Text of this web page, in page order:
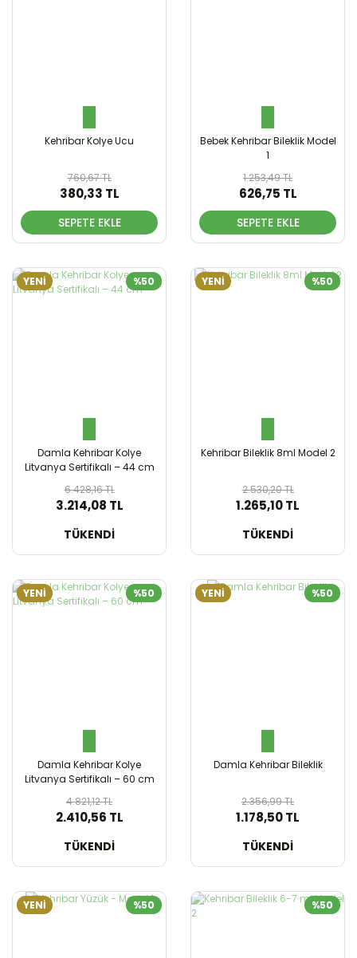
Kehribar Kolye Ucu
760,67 TL
380,33 TL
SEPETE EKLE
Bebek Kehribar Bileklik Model
1
1.253,49 TL
626,75 TL
SEPETE EKLE
%50
YENİ
Damla Kehribar Kolye
Litvanya Sertifikalı – 44 cm
6.428,16 TL
3.214,08 TL
TÜKENDİ
SEPETE EKLE
%50
YENİ
Kehribar Bileklik 8ml Model 2
2.530,20 TL
1.265,10 TL
TÜKENDİ
SEPETE EKLE
%50
YENİ
Damla Kehribar Kolye
Litvanya Sertifikalı – 60 cm
4.821,12 TL
2.410,56 TL
TÜKENDİ
SEPETE EKLE
%50
YENİ
Damla Kehribar Bileklik
2.356,99 TL
1.178,50 TL
TÜKENDİ
SEPETE EKLE
%50
YENİ %50